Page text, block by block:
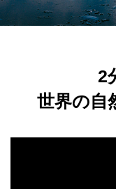
2
世界の自